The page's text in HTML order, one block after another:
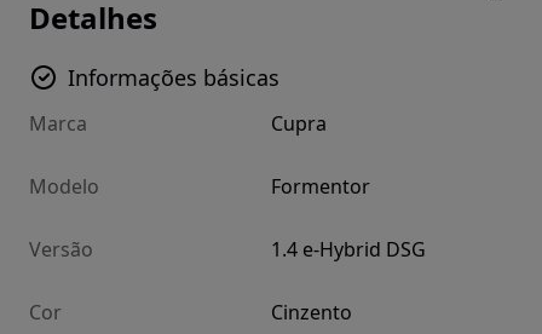
Detalhes
Informações básicas
Marca Cupra
Modelo Formentor
Versão 1.4 e-Hybrid DSG
Cor Cinzento